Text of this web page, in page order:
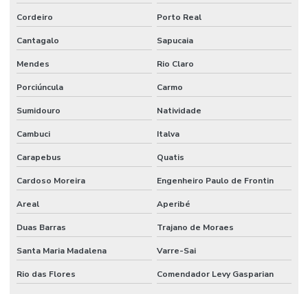
Cordeiro Porto Real
Cantagalo Sapucaia
Mendes Rio Claro
Porciúncula Carmo
Sumidouro Natividade
Cambuci Italva
Carapebus Quatis
Cardoso Moreira Engenheiro Paulo de Frontin
Areal Aperibé
Duas Barras Trajano de Moraes
Santa Maria Madalena Varre-Sai
Rio das Flores Comendador Levy Gasparian